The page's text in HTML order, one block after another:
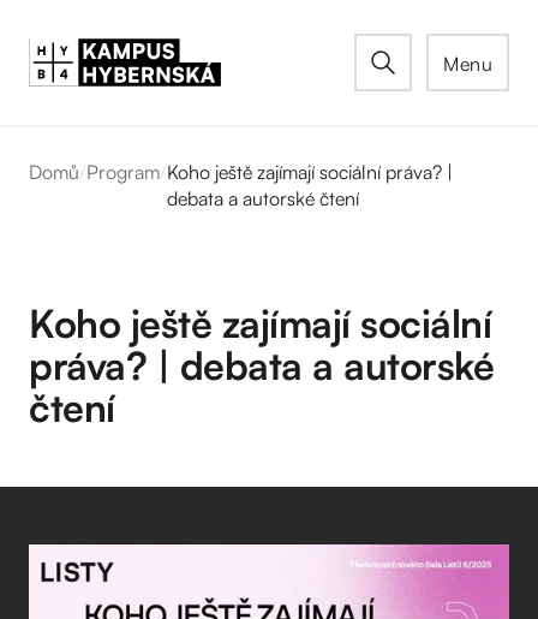
Menu
Domů/Program/Koho ještě zajímají sociální práva? |
debata a autorské čtení
Koho ještě zajímají sociální
práva? | debata a autorské
čtení